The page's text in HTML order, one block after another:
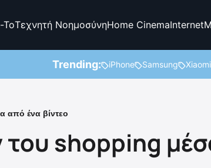
ToΤεχνητή ΝοημοσύνηHome CinemaInternet
Trending: iPhone Samsung Xiaomi
από ένα βίντεο
του shopping